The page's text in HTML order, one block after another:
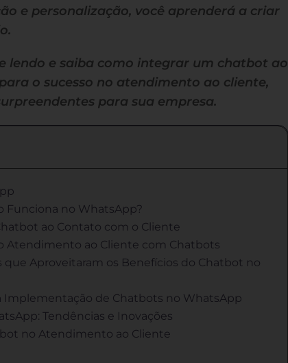
e personalização, você aprenderá a criar
lendo e saiba como integrar um chatbot ao
o sucesso no atendimento ao cliente,
para sua empresa.
Funciona no WhatsApp?
ao Contato com o Cliente
Atendimento ao Cliente com Chatbots
que Aproveitaram os Benefícios do Chatbot no
Implementação de Chatbots no WhatsApp
Tendências e Inovações
no Atendimento ao Cliente